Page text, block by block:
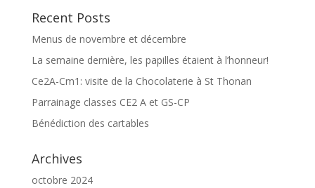
Recent Posts
Menus de novembre et décembre
La semaine dernière, les papilles étaient à l’honneur!
Ce2A-Cm1: visite de la Chocolaterie à St Thonan
Parrainage classes CE2 A et GS-CP
Bénédiction des cartables
Archives
octobre 2024